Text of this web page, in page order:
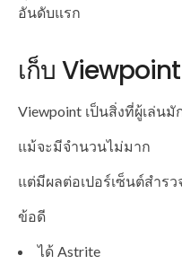
อันดับแรก
เก็บ
Viewpoint เป็นสิ่งที่ผู้เล่นมั
แม้จะมีจำนวนไม่มาก
แต่มีผลต่อเปอร์เซ็นต์สำรว
ข้อดี
ได้ Astrite